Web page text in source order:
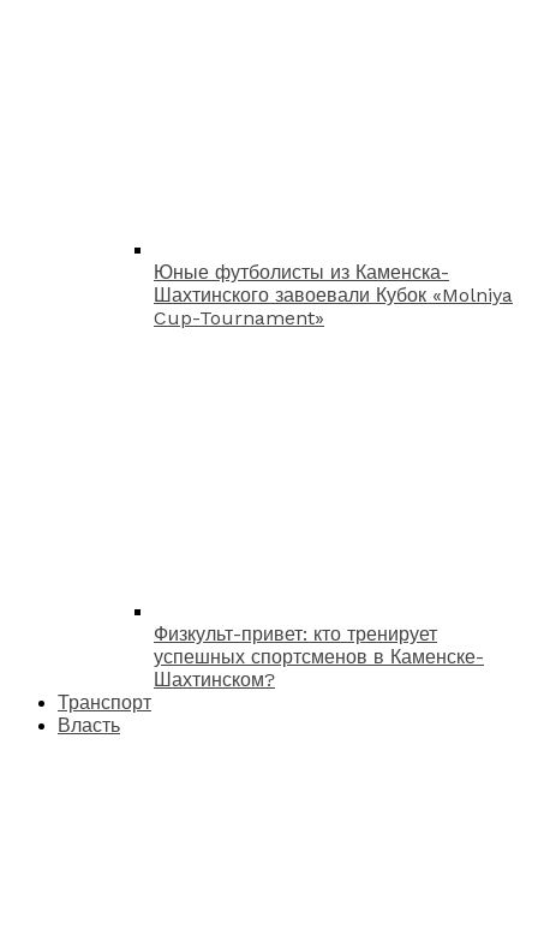
Юные футболисты из Каменска-
Шахтинского завоевали Кубок «Molniya
Cup-Tournament»
Физкульт-привет: кто тренирует
успешных спортсменов в Каменске-
Шахтинском?
Транспорт
Власть